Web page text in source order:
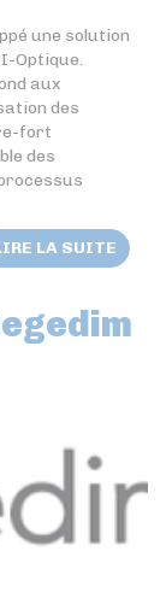
une solution
Optique.
aux
des
fort
des
LA SUITE